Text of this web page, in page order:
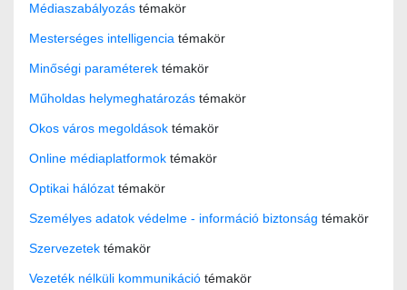
Médiaszabályozás témakör
Mesterséges intelligencia témakör
Minőségi paraméterek témakör
Műholdas helymeghatározás témakör
Okos város megoldások témakör
Online médiaplatformok témakör
Optikai hálózat témakör
Személyes adatok védelme - információ biztonság témakör
Szervezetek témakör
Vezeték nélküli kommunikáció témakör